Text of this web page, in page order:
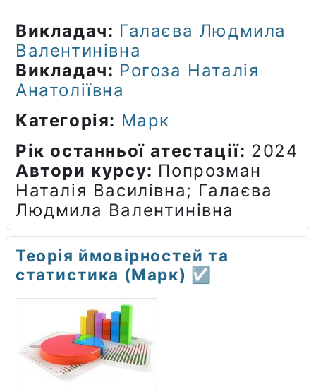
Викладач: Галаєва Людмила
Валентинівна
Викладач: Рогоза Наталія
Анатоліївна
Категорія: Марк
Рік останньої атестації: 2024
Автори курсу: Попрозман
Наталія Василівна; Галаєва
Людмила Валентинівна
Теорія ймовірностей та
статистика (Марк) ☑️